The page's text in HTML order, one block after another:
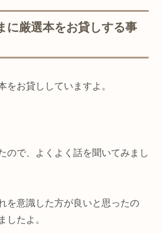
に厳選本をお貸しする事
をお貸ししていますよ。
ので、よくよく話を聞いてみまし
を意識した方が良いと思ったの
したよ。